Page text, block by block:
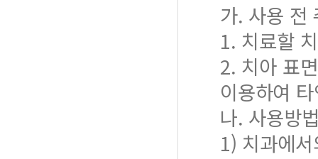
가. 사용 전
1. 치료할
2. 치아 표
이용하여
나. 사용방
1) 치과에